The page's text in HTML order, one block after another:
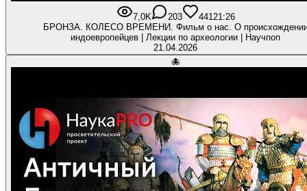
7,0K 203 441 21:26
БРОНЗА. КОЛЕСО ВРЕМЕНИ. Фильм о нас. О
индоевропейцев | Лекции по археологии | Научпоп
21.04.2026
🐙